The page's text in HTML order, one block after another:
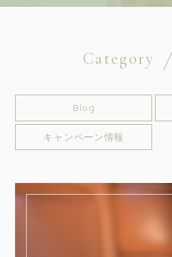
Category
Blog
キャンペーン情報